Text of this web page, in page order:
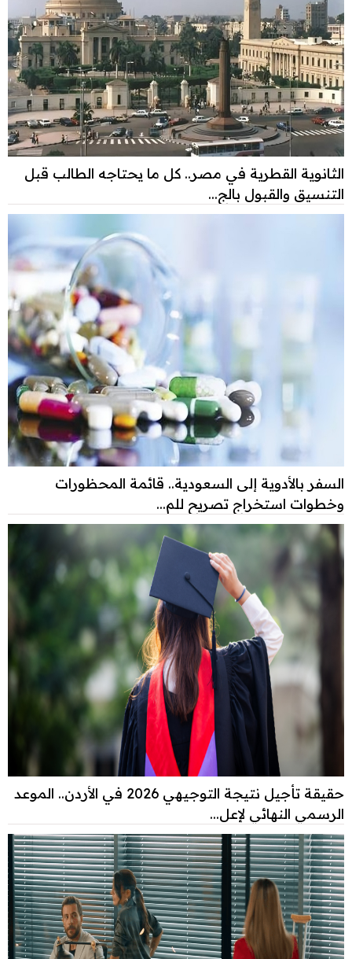
الثانوية القطرية في مصر.. كل ما يحتاجه الطالب قبل
التنسيق والقبول بالج...
السفر بالأدوية إلى السعودية.. قائمة المحظورات
وخطوات استخراج تصريح للم...
حقيقة تأجيل نتيجة التوجيهي 2026 في الأردن.. الموعد
الرسمي النهائي لإعل...